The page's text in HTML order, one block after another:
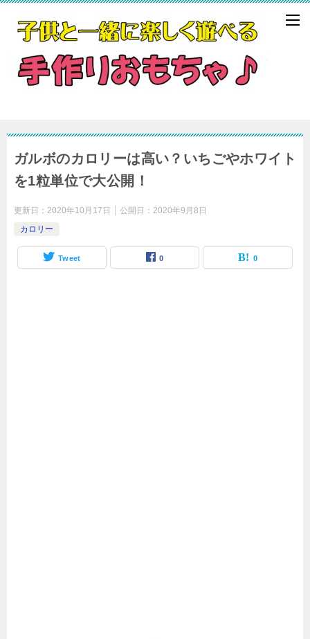
ガルボのカロリーは高い？いちごやホワイト
を1粒単位で大公開！
更新日： 2020年10月17日 公開日： 2020年9月8日
カロリー
Tweet 0 0